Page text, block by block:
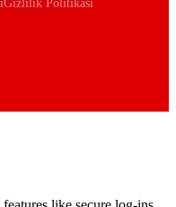
Gizlilik Politikası